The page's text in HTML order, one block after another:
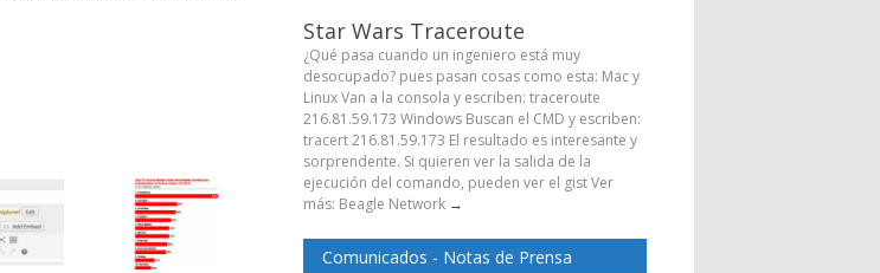
Star Wars Traceroute
¿Qué pasa cuando un ingeniero está muy
desocupado? pues pasan cosas como esta: Mac y
Linux Van a la consola y escriben: traceroute
216.81.59.173 Windows Buscan el CMD y escriben:
tracert 216.81.59.173 El resultado es interesante y
sorprendente. Si quieren ver la salida de la
ejecución del comando, pueden ver el gist Ver
más: Beagle Network →
Comunicados - Notas de Prensa